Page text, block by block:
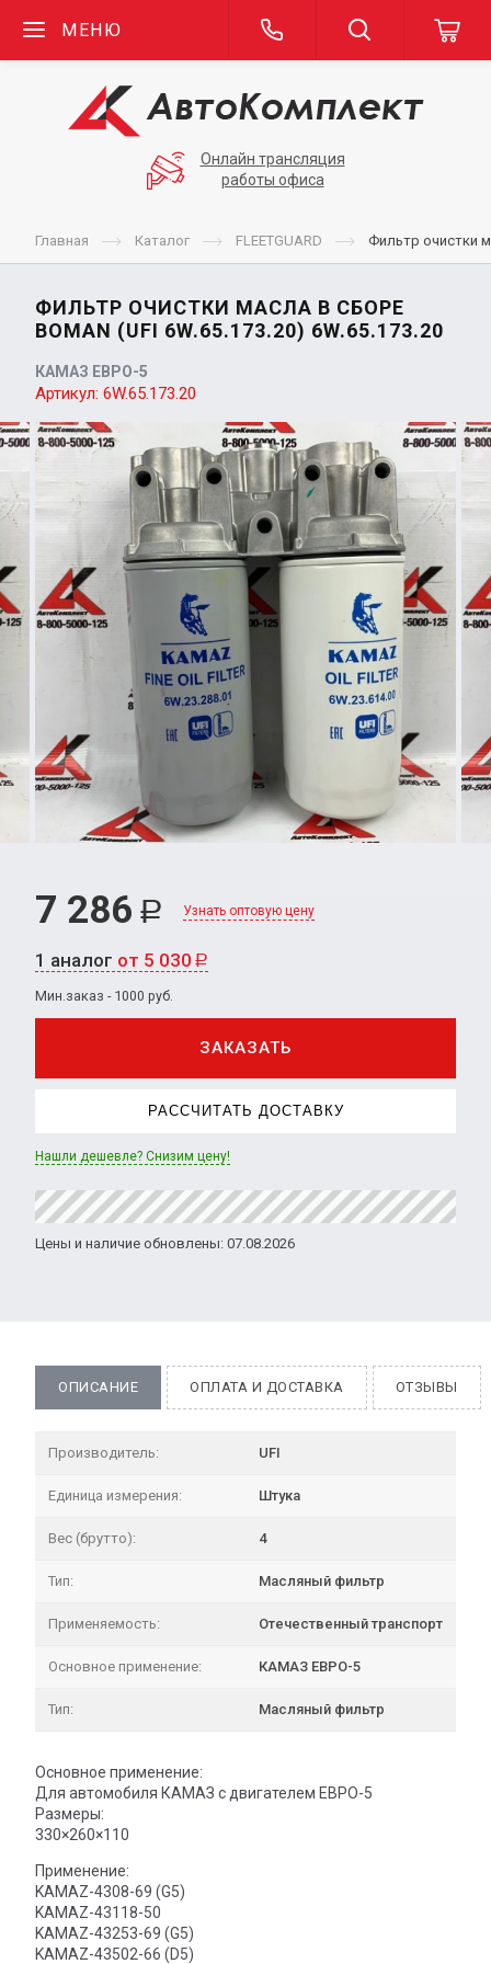
МЕНЮ
Онлайн трансляция
работы офиса
Главная Каталог FLEETGUARD Фильтр очистки
ФИЛЬТР ОЧИСТКИ МАСЛА В СБОРЕ
BOMAN (UFI 6W.65.173.20) 6W.65.173.20
КАМАЗ ЕВРО-5
Артикул: 6W.65.173.20
7 286 Р Узнать оптовую цену
1 аналог от 5 030 Р
Мин.заказ - 1000 руб.
ЗАКАЗАТЬ
РАССЧИТАТЬ ДОСТАВКУ
Нашли дешевле? Снизим цену!
Цены и наличие обновлены: 07.08.2026
ОПИСАНИЕ ОПЛАТА И ДОСТАВКА ОТЗЫВЫ
Производитель: UFI
Единица измерения: Штука
Вес (брутто): 4
Тип: Масляный фильтр
Применяемость: Отечественный транспорт
Основное применение: КАМАЗ ЕВРО-5
Тип: Масляный фильтр
Основное применение:
Для автомобиля КАМАЗ с двигателем ЕВРО-5
Размеры:
330×260×110
Применение:
KAMAZ-4308-69 (G5)
KAMAZ-43118-50
KAMAZ-43253-69 (G5)
KAMAZ-43502-66 (D5)